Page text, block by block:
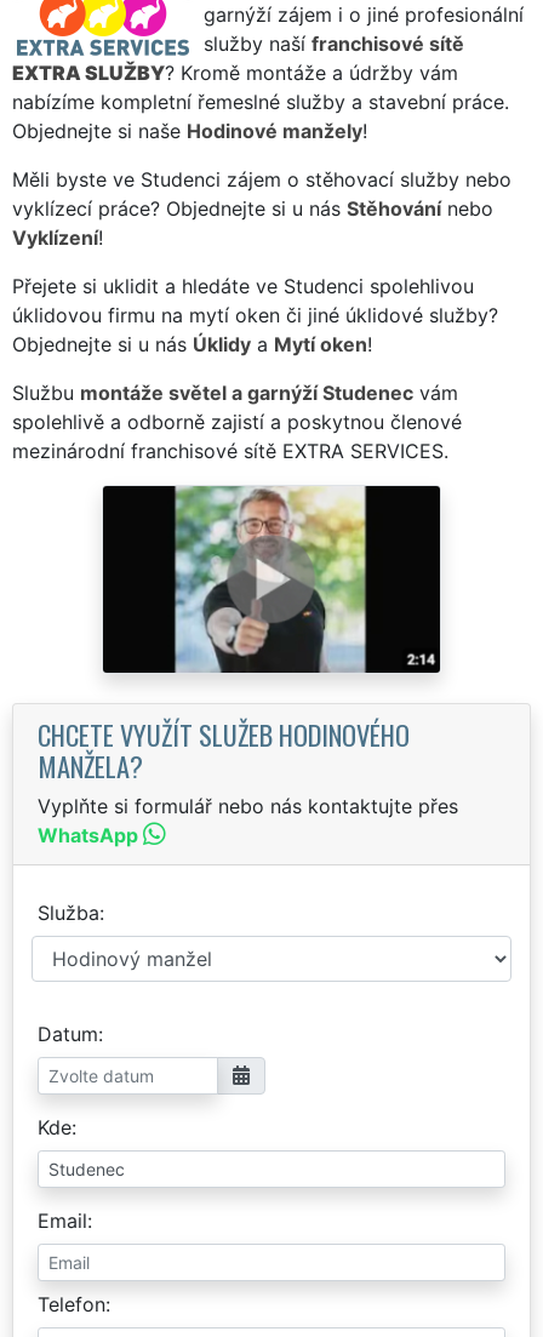
garnýží zájem i o jiné profesionální
služby naší franchisové sítě
EXTRA SLUŽBY? Kromě montáže a údržby vám
nabízíme kompletní řemeslné služby a stavební práce.
Objednejte si naše Hodinové manžely!
Měli byste ve Studenci zájem o stěhovací služby nebo
vyklízecí práce? Objednejte si u nás Stěhovánínebo
Vyklízení!
Přejete si uklidit a hledáte ve Studenci spolehlivou
úklidovou firmu na mytí oken či jiné úklidové služby?
Objednejte si u nás Úklidy a Mytí oken!
Službu montáže světel a garnýží Studenec vám
spolehlivě a odborně zajistí a poskytnou členové
mezinárodní franchisové sítě EXTRA SERVICES.
CHCETE VYUŽÍT SLUŽEB HODINOVÉHO
MANŽELA?
Vyplňte si formulář nebo nás kontaktujte přes
WhatsApp
Služba
Datum
Kde
Email
Telefon